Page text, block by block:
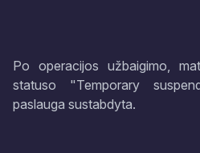
Po operacijos užbaigimo,
statuso "Temporary
paslauga sustabdyta.